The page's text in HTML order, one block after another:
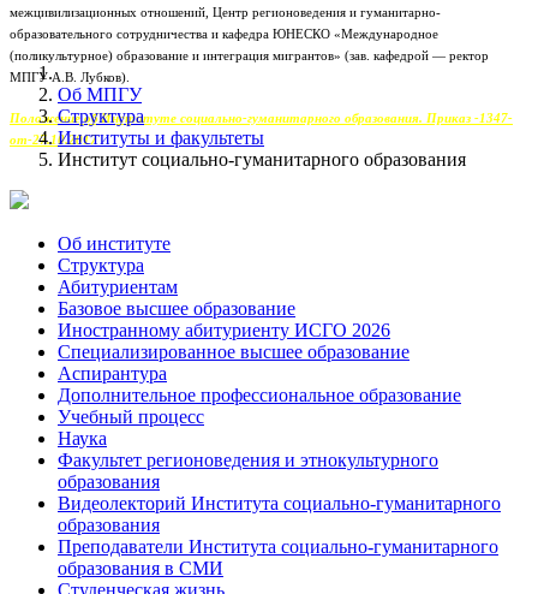
межцивилизационных отношений, Центр регионоведения и гуманитарно-
образовательного сотрудничества и кафедра ЮНЕСКО «Международное
(поликультурное) образование и интеграция мигрантов» (зав. кафедрой — ректор
МПГУ А.В. Лубков).
Положение об Институте социально-гуманитарного образования. Приказ -1347-
от-27.10.2017
Об МПГУ
Структура
Институты и факультеты
Институт социально-гуманитарного образования
Об институте
Структура
Абитуриентам
Базовое высшее образование
Иностранному абитуриенту ИСГО 2026
Специализированное высшее образование
Аспирантура
Дополнительное профессиональное образование
Учебный процесс
Наука
Факультет регионоведения и этнокультурного
образования
Видеолекторий Института социально-гуманитарного
образования
Преподаватели Института социально-гуманитарного
образования в СМИ